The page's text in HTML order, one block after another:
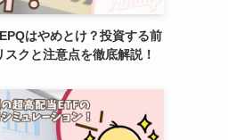
はやめとけ？投資する前
クと注意点を徹底解説！